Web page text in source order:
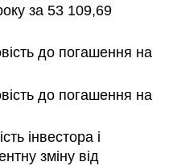
за 53 109,69
до погашення на
до погашення на
інвестора і
зміну від